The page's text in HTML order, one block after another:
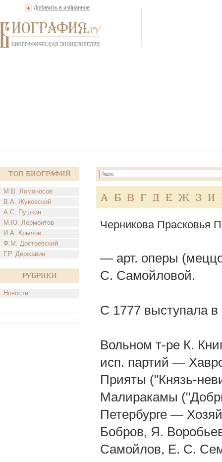
Добавить в избранное
Топ Биографий
М.В. Ломоносов
В.А. Жуковский
А.С. Пушкин
М.Ю. Лермонтов
И.А. Крылов
Ф.М. Достоевский
Г.Р. Державин
Рубрики
Новости
А Б В Г Д Е Ж З И
Черникова Прасковья
— арт. оперы
С. Самойловой.
С 1777 выступала в
Вольном т-ре К.
исп. партий —
Прияты ("Князь-
Малиракамы
Петербурге —
Бобров, Я.
Самойлов, Е. С.